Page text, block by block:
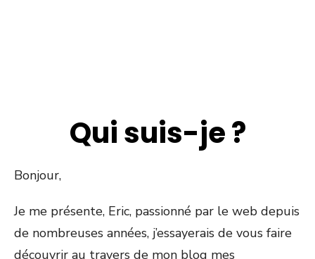
Qui suis-je ?
Bonjour,
Je me présente, Eric, passionné par le web depuis
de nombreuses années, j’essayerais de vous faire
découvrir au travers de mon blog mes